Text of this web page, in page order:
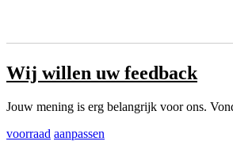
Wij willen uw feedback
Jouw mening is erg belangrijk voor ons.
voorraad aanpassen